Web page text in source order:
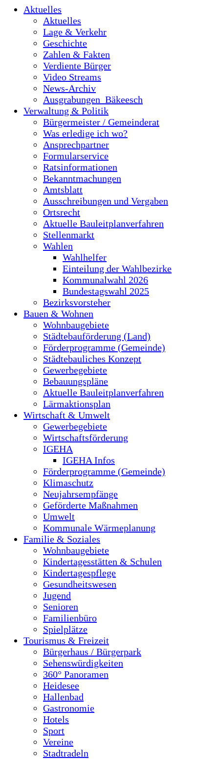
Aktuelles
Aktuelles
Lage & Verkehr
Geschichte
Zahlen & Fakten
Verdiente Bürger
Video Streams
News-Archiv
Ausgrabungen_Bäkeesch
Verwaltung & Politik
Bürgermeister / Gemeinderat
Was erledige ich wo?
Ansprechpartner
Formularservice
Ratsinformationen
Bekanntmachungen
Amtsblatt
Ausschreibungen und Vergaben
Ortsrecht
Aktuelle Bauleitplanverfahren
Stellenmarkt
Wahlen
Wahlhelfer
Einteilung der Wahlbezirke
Kommunalwahl 2026
Bundestagswahl 2025
Bezirksvorsteher
Bauen & Wohnen
Wohnbaugebiete
Städtebauförderung (Land)
Förderprogramme (Gemeinde)
Städtebauliches Konzept
Gewerbegebiete
Bebauungspläne
Aktuelle Bauleitplanverfahren
Lärmaktionsplan
Wirtschaft & Umwelt
Gewerbegebiete
Wirtschaftsförderung
IGEHA
IGEHA Infos
Förderprogramme (Gemeinde)
Klimaschutz
Neujahrsempfänge
Geförderte Maßnahmen
Umwelt
Kommunale Wärmeplanung
Familie & Soziales
Wohnbaugebiete
Kindertagesstätten & Schulen
Kindertagespflege
Gesundheitswesen
Jugend
Senioren
Familienbüro
Spielplätze
Tourismus & Freizeit
Bürgerhaus / Bürgerpark
Sehenswürdigkeiten
360° Panoramen
Heidesee
Hallenbad
Gastronomie
Hotels
Sport
Vereine
Stadtradeln